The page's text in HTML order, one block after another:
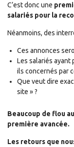
C’est donc une
salariés pour la
Néanmoins, des
Ces annonces
Les salariés ayant
ils concernés par
Que veut dire
site » ?
Beaucoup de flou
première avancée.
Les retours que